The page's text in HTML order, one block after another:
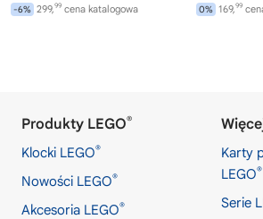
-6% 299,99 cena katalogowa 0% 169,99
Produkty LEGO®
Klocki LEGO®
Nowości LEGO®
Akcesoria LEGO®
Karty
LEGO®
Serie